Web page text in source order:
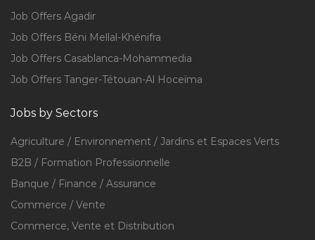
Job Offers Agadir
Job Offers Béni Mellal-Khénifra
Job Offers Casablanca-Mohammedia
Job Offers Tanger-Tétouan-Al Hoceïma
Jobs by Sectors
Agriculture / Environnement / Jardins et Espaces Verts
B2B / Formation Professionnelle
Banque / Finance / Assurance
Commerce / Vente
Commerce, Vente et Distribution